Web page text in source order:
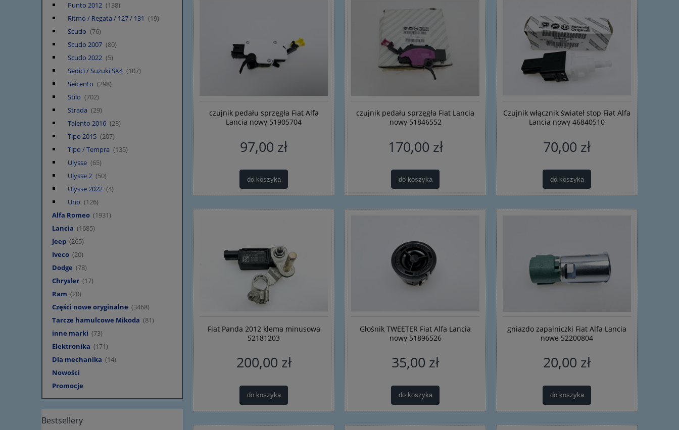
Punto 2012 (138)
Ritmo / Regata / 127 / 131 (19)
Scudo (76)
Scudo 2007 (80)
Scudo 2022 (5)
Sedici / Suzuki SX4 (107)
Seicento (298)
Stilo (702)
Strada (29)
Talento 2016 (28)
Tipo 2015 (207)
Tipo / Tempra (135)
Ulysse (65)
Ulysse 2 (50)
Ulysse 2022 (4)
Uno (126)
Alfa Romeo (1931)
Lancia (1685)
Jeep (265)
Iveco (20)
Dodge (78)
Chrysler (17)
Ram (20)
Części nowe oryginalne (3468)
Tarcze hamulcowe Mikoda (81)
inne marki (73)
Elektronika (171)
Dla mechanika (14)
Nowości
Promocje
Bestsellery
czujnik pedału sprzęgła Fiat Alfa
Lancia nowy 51905704
97,00 zł
do koszyka
czujnik pedału sprzęgła Fiat Lancia
nowy 51846552
170,00 zł
do koszyka
Czujnik włącznik świateł stop Fiat Alfa
Lancia nowy 46840510
70,00 zł
do koszyka
Fiat Panda 2012 klema minusowa
52181203
200,00 zł
do koszyka
Głośnik TWEETER Fiat Alfa Lancia
nowy 51896526
35,00 zł
do koszyka
gniazdo zapalniczki Fiat Alfa Lancia
nowe 52200804
20,00 zł
do koszyka